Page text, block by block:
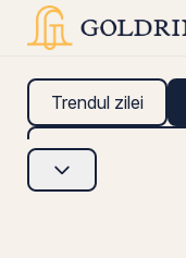
Trendul zilei
Analize